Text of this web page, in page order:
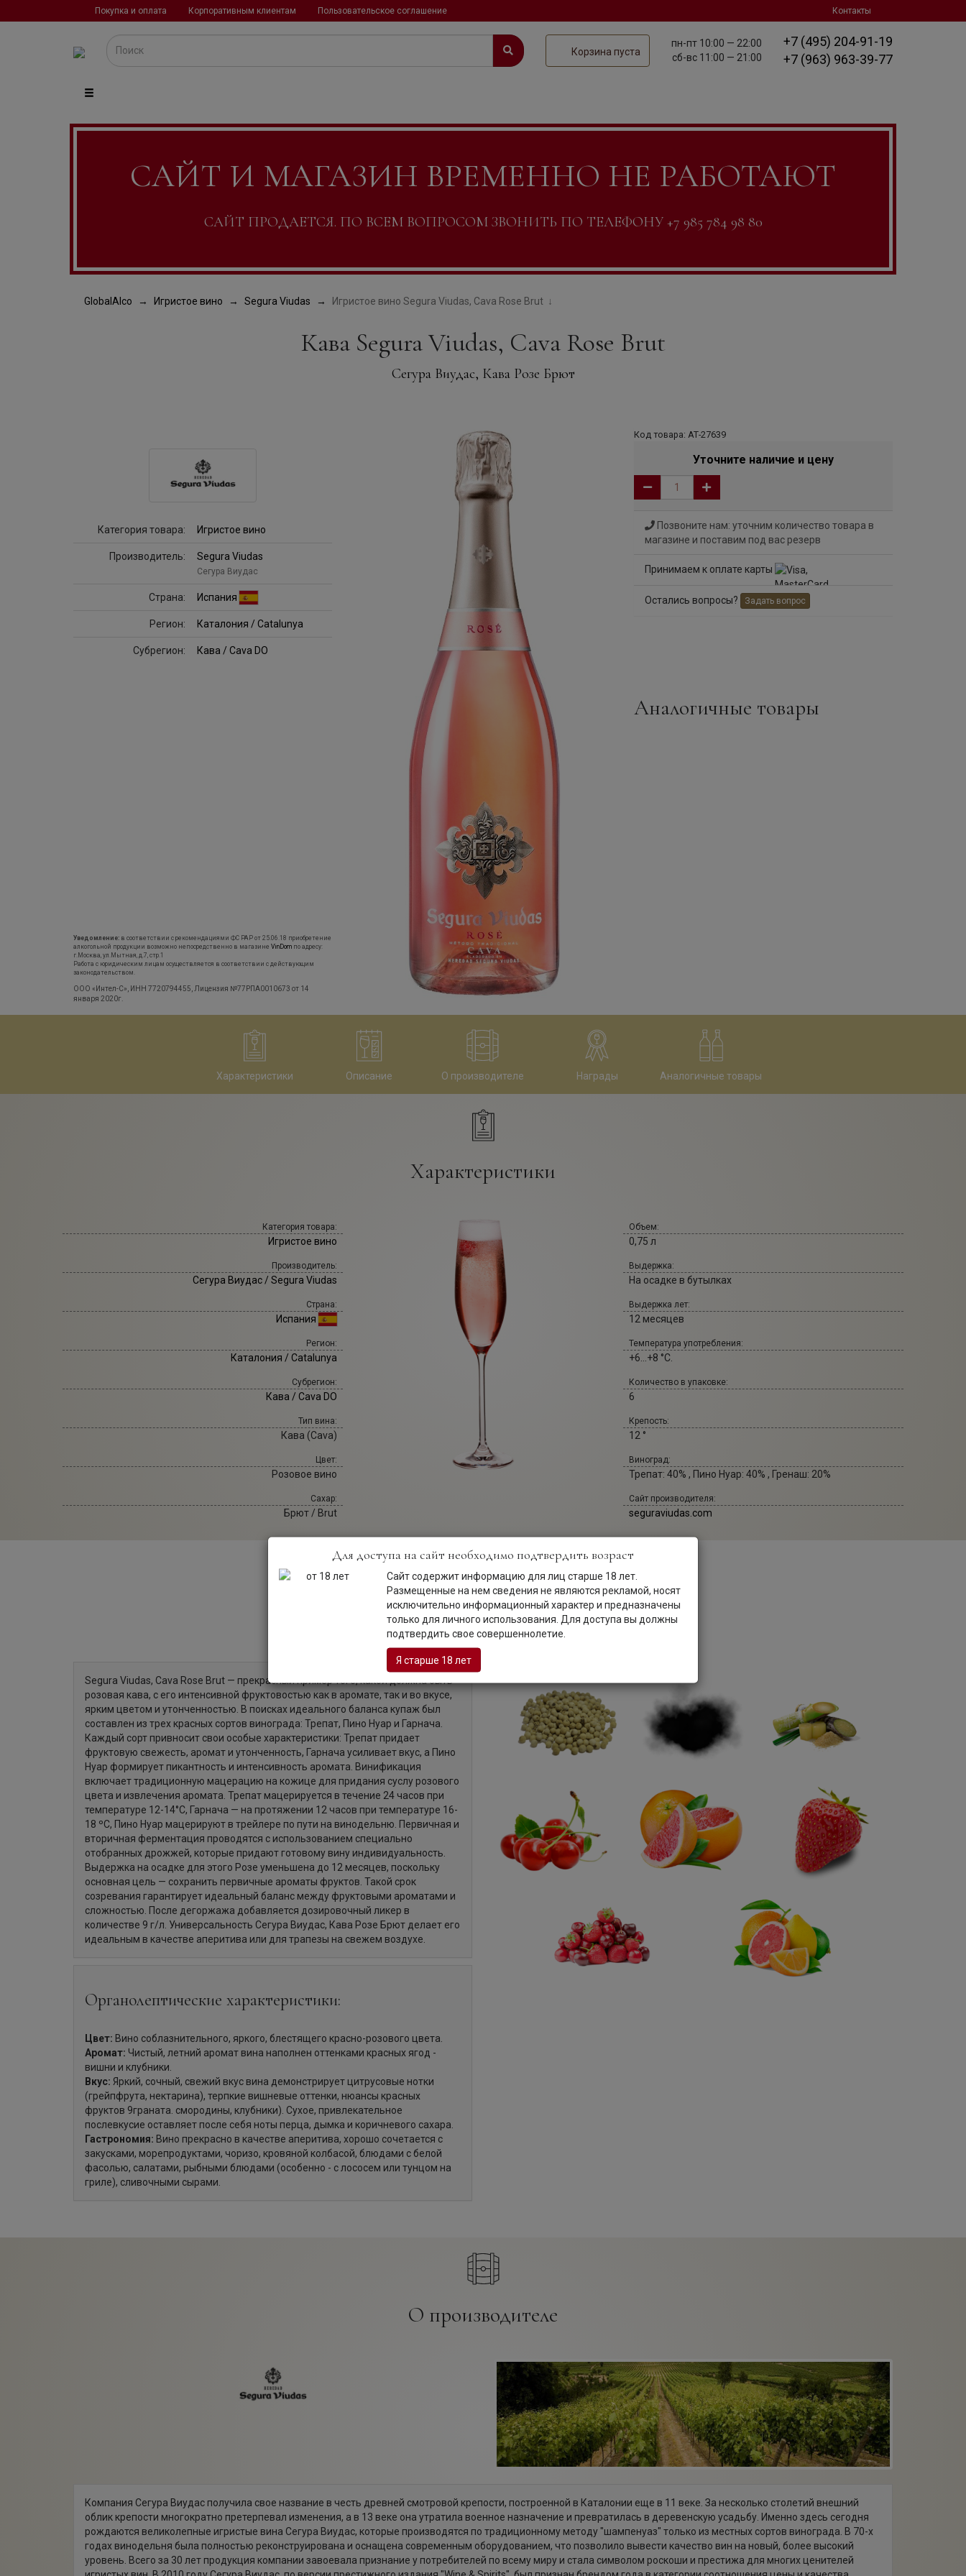
Покупка и оплата Корпоративным клиентам Пользовательское соглашение Контакты
Корзина пуста
пн-пт 10:00 — 22:00
сб-вс 11:00 — 21:00
+7 (495) 204-91-19
+7 (963) 963-39-77
САЙТ И МАГАЗИН ВРЕМЕННО НЕ РАБОТАЮТ
САЙТ ПРОДАЕТСЯ. ПО ВСЕМ ВОПРОСОМ ЗВОНИТЬ ПО ТЕЛЕФОНУ +7 985 784 98 80
GlobalAlco Игристое вино Segura Viudas Игристое вино Segura Viudas, Cava Rose Brut
Кава Segura Viudas, Cava Rose Brut
Сегура Виудас, Кава Розе Брют
Код товара: АТ-27639
Уточните наличие и цену
Позвоните нам: уточним количество товара в
магазине и поставим под вас резерв
Принимаем к оплате карты
Остались вопросы? Задать вопрос
Аналогичные товары
Категория товара: Игристое вино
Производитель: Segura Viudas
Сегура Виудас
Страна: Испания
Регион: Каталония / Catalunya
Субрегион: Кава / Сava DO
Уведомление: в соответствии с рекомендациями ФС РАР от 25.06.18 приобретение
алкогольной продукции возможно непосредственно в магазине VinDom по адресу:
г.Москва, ул.Мытная, д.7, стр.1
Работа с юридическим лицам осуществляется в соответствии с действующим
законодательством.
ООО «Интел-С», ИНН 7720794455, Лицензия №77РПА0010673 от 14
января 2020г.
Характеристики Описание О производителе Награды Аналогичные товары
Характеристики
Категория товара:
Игристое вино
Производитель:
Сегура Виудас / Segura Viudas
Страна:
Испания
Регион:
Каталония / Catalunya
Субрегион:
Кава / Сava DO
Тип вина:
Кава (Cava)
Цвет:
Розовое вино
Сахар:
Брют / Brut
Объем:
0,75 л
Выдержка:
На осадке в бутылках
Выдержка лет:
12 месяцев
Температура употребления:
+6...+8 °С.
Количество в упаковке:
6
Крепость:
12 °
Виноград:
Трепат: 40% , Пино Нуар: 40% , Гренаш: 20%
Сайт производителя:
seguraviudas.com
Описание
Segura Viudas, Cava Rose Brut — прекрасный пример того, какой должна быть
розовая кава, с его интенсивной фруктовостью как в аромате, так и во вкусе,
ярким цветом и утонченностью. В поисках идеального баланса купаж был
составлен из трех красных сортов винограда: Трепат, Пино Нуар и Гарнача.
Каждый сорт привносит свои особые характеристики: Трепат придает
фруктовую свежесть, аромат и утонченность, Гарнача усиливает вкус, а Пино
Нуар формирует пикантность и интенсивность аромата. Винификация
включает традиционную мацерацию на кожице для придания суслу розового
цвета и извлечения аромата. Трепат мацерируется в течение 24 часов при
температуре 12-14°C, Гарнача — на протяжении 12 часов при температуре 16-
18 ºC, Пино Нуар мацерируют в трейлере по пути на винодельню. Первичная и
вторичная ферментация проводятся с использованием специально
отобранных дрожжей, которые придают готовому вину индивидуальность.
Выдержка на осадке для этого Розе уменьшена до 12 месяцев, поскольку
основная цель — сохранить первичные ароматы фруктов. Такой срок
созревания гарантирует идеальный баланс между фруктовыми ароматами и
сложностью. После дегоржажа добавляется дозировочный ликер в
количестве 9 г/л. Универсальность Сегура Виудас, Кава Розе Брют делает его
идеальным в качестве аперитива или для трапезы на свежем воздухе.
Органолептические характеристики:
Цвет: Вино соблазнительного, яркого, блестящего красно-розового цвета.
Аромат: Чистый, летний аромат вина наполнен оттенками красных ягод -
вишни и клубники.
Вкус: Яркий, сочный, свежий вкус вина демонстрирует цитрусовые нотки
(грейпфрута, нектарина), терпкие вишневые оттенки, нюансы красных
фруктов 9граната. смородины, клубники). Сухое, привлекательное
послевкусие оставляет после себя ноты перца, дымка и коричневого сахара.
Гастрономия: Вино прекрасно в качестве аперитива, хорошо сочетается с
закусками, морепродуктами, чоризо, кровяной колбасой, блюдами с белой
фасолью, салатами, рыбными блюдами (особенно - с лососем или тунцом на
гриле), сливочными сырами.
О производителе
Компания Сегура Виудас получила свое название в честь древней смотровой крепости, построенной в Каталонии еще в 11 веке. За несколько столетий внешний
облик крепости многократно претерпевал изменения, а в 13 веке она утратила военное назначение и превратилась в деревенскую усадьбу. Именно здесь сегодня
рождаются великолепные игристые вина Сегура Виудас, которые производятся по традиционному методу "шампенуаз" только из местных сортов винограда. В 70-х
годах винодельня была полностью реконструирована и оснащена современным оборудованием, что позволило вывести качество вин на новый, более высокий
уровень. Всего за 30 лет продукция компании завоевала признание у потребителей по всему миру и стала символом роскоши и престижа для многих ценителей
Для доступа на сайт необходимо подтвердить возраст
Сайт содержит информацию для лиц старше 18 лет.
Размещенные на нем сведения не являются рекламой, носят
исключительно информационный характер и предназначены
только для личного использования. Для доступа вы должны
подтвердить свое совершеннолетие.
Я старше 18 лет